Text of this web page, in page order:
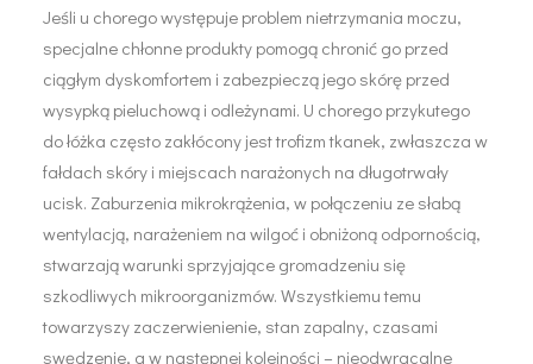
Jeśli u chorego występuje problem nietrzymania moczu,
specjalne chłonne produkty pomogą chronić go przed
ciągłym dyskomfortem i zabezpieczą jego skórę przed
wysypką pieluchową i odleżynami. U chorego przykutego
do łóżka często zakłócony jest trofizm tkanek, zwłaszcza w
fałdach skóry i miejscach narażonych na długotrwały
ucisk. Zaburzenia mikrokrążenia, w połączeniu ze słabą
wentylacją, narażeniem na wilgoć i obniżoną odpornością,
stwarzają warunki sprzyjające gromadzeniu się
szkodliwych mikroorganizmów. Wszystkiemu temu
towarzyszy zaczerwienienie, stan zapalny, czasami
swędzenie, a w następnej kolejności – nieodwracalne